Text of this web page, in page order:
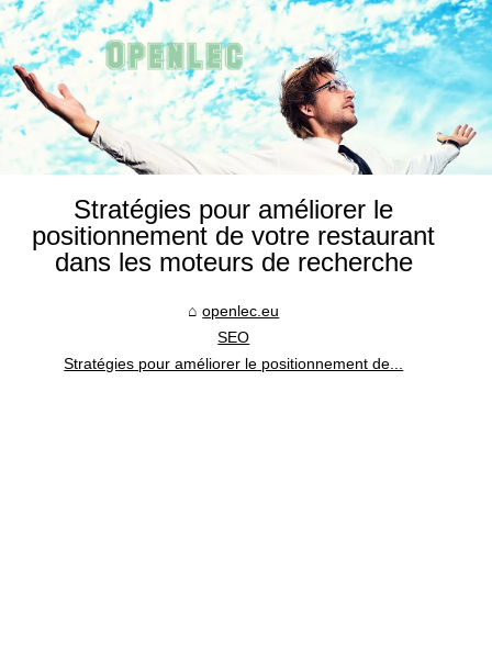
Stratégies pour améliorer le
positionnement de votre restaurant
dans les moteurs de recherche
openlec.eu
SEO
Stratégies pour améliorer le positionnement de...